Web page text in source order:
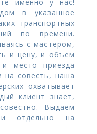
именно у нас!
в указанное
транспортных
по времени.
с мастером,
и цену, и объем
место приезда
на совесть, наша
охватывает
клиент знает,
Выдаем
отдельно на